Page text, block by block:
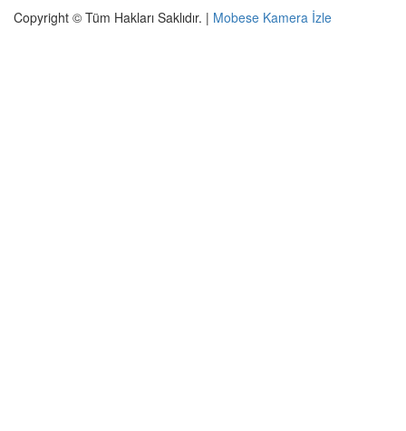
Copyright © Tüm Hakları Saklıdır. | Mobese Kamera İzle